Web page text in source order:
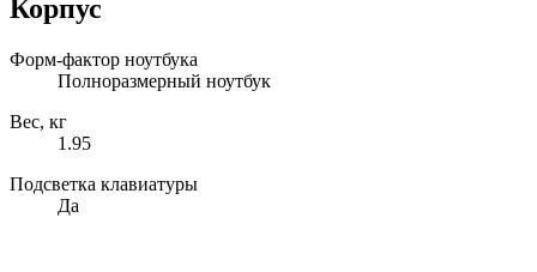
Корпус
Форм-фактор ноутбука
Полноразмерный ноутбук
Вес, кг
1.95
Подсветка клавиатуры
Да